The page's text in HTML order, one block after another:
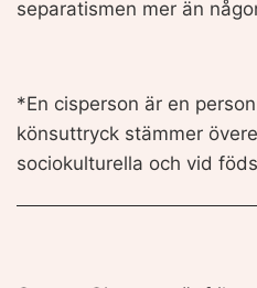
separatismen mer än
*En cisperson är en
könsuttryck stämmer
sociokulturella och vid